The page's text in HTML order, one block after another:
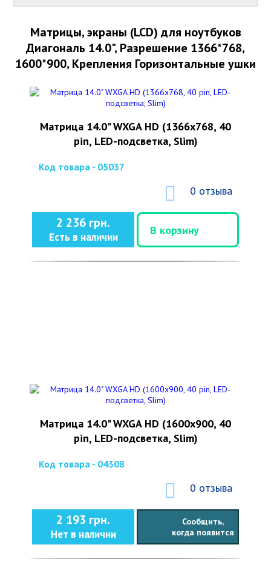
Матрицы, экраны (LCD) для ноутбуков
Диагональ 14.0", Разрешение 1366*768,
1600*900, Крепления Горизонтальные ушки
Матрица 14.0" WXGA HD (1366x768, 40
pin, LED-подсветка, Slim)
Код товара - 05037
0 отзыва
2 236 грн.
Есть в наличии
В корзину
Матрица 14.0" WXGA HD (1600x900, 40
pin, LED-подсветка, Slim)
Код товара - 04308
0 отзыва
2 193 грн.
Нет в наличии
Сообщить,
когда появится